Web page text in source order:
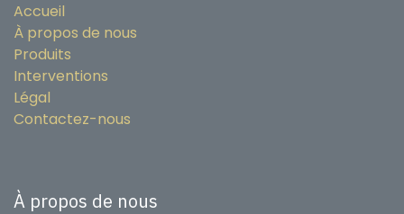
Accueil
À propos de nous
Produits
Interventions
Légal
Contactez-nous
À propos de nous